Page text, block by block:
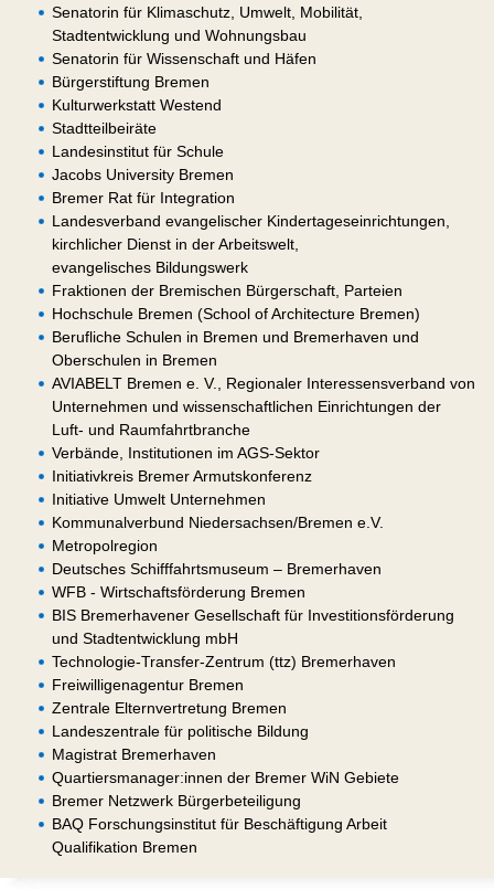
Senatorin für Klimaschutz, Umwelt, Mobilität,
Stadtentwicklung und Wohnungsbau
Senatorin für Wissenschaft und Häfen
Bürgerstiftung Bremen
Kulturwerkstatt Westend
Stadtteilbeiräte
Landesinstitut für Schule
Jacobs University Bremen
Bremer Rat für Integration
Landesverband evangelischer Kindertageseinrichtungen,
kirchlicher Dienst in der Arbeitswelt,
evangelisches Bildungswerk
Fraktionen der Bremischen Bürgerschaft, Parteien
Hochschule Bremen (School of Architecture Bremen)
Berufliche Schulen in Bremen und Bremerhaven und
Oberschulen in Bremen
AVIABELT Bremen e. V., Regionaler Interessensverband von
Unternehmen und wissenschaftlichen Einrichtungen der
Luft- und Raumfahrtbranche
Verbände, Institutionen im AGS-Sektor
Initiativkreis Bremer Armutskonferenz
Initiative Umwelt Unternehmen
Kommunalverbund Niedersachsen/Bremen e.V.
Metropolregion
Deutsches Schifffahrtsmuseum – Bremerhaven
WFB - Wirtschaftsförderung Bremen
BIS Bremerhavener Gesellschaft für Investitionsförderung
und Stadtentwicklung mbH
Technologie-Transfer-Zentrum (ttz) Bremerhaven
Freiwilligenagentur Bremen
Zentrale Elternvertretung Bremen
Landeszentrale für politische Bildung
Magistrat Bremerhaven
Quartiersmanager:innen der Bremer WiN Gebiete
Bremer Netzwerk Bürgerbeteiligung
BAQ Forschungsinstitut für Beschäftigung Arbeit
Qualifikation Bremen